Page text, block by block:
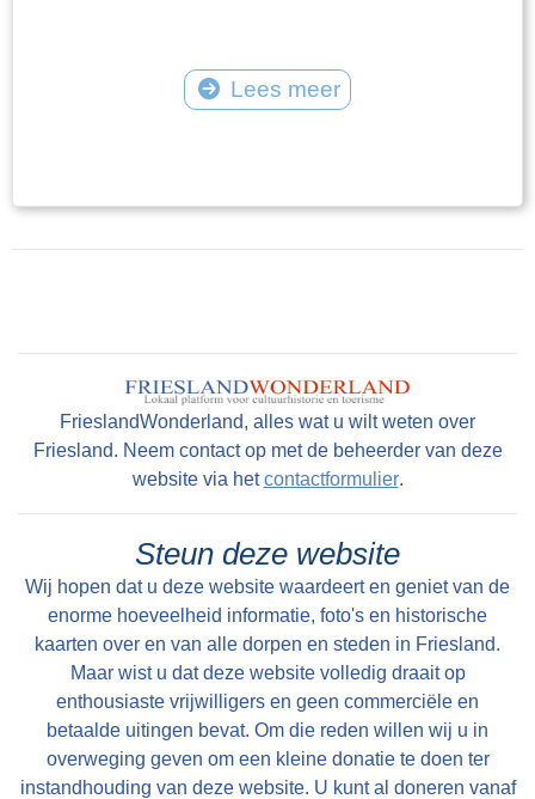
Lees meer
FrieslandWonderland, alles wat u wilt weten over
Friesland. Neem contact op met de beheerder van deze
website via hetcontactformulier.
Steun deze website
Wij hopen dat u deze website waardeert en geniet van de
enorme hoeveelheid informatie, foto's en historische
kaarten over en van alle dorpen en steden in Friesland.
Maar wist u dat deze website volledig draait op
enthousiaste vrijwilligers en geen commerciële en
betaalde uitingen bevat. Om die reden willen wij u in
overweging geven om een kleine donatie te doen ter
instandhouding van deze website. U kunt al doneren vanaf